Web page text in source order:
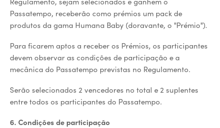
Passatempo, receberão como prémios um pack de
produtos da gama Humana Baby (doravante, o "Prémio").
Para ficarem aptos a receber os Prémios, os participantes
devem observar as condições de participação e a
mecânica do Passatempo previstas no Regulamento.
Serão selecionados 2 vencedores no total e 2 suplentes
entre todos os participantes do Passatempo.
6. Condições de participação